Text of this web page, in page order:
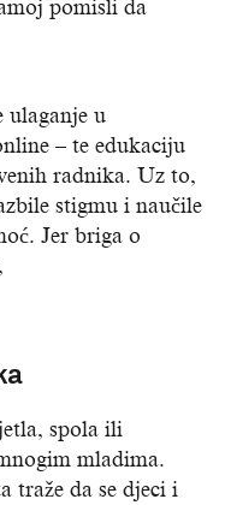
pomisli da
ulaganje u
– te edukaciju
radnika. Uz to,
stigmu i naučile
Jer briga o
spola ili
mladima.
traže da se djeci i